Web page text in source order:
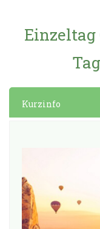
Einzeltag
Kurzinfo